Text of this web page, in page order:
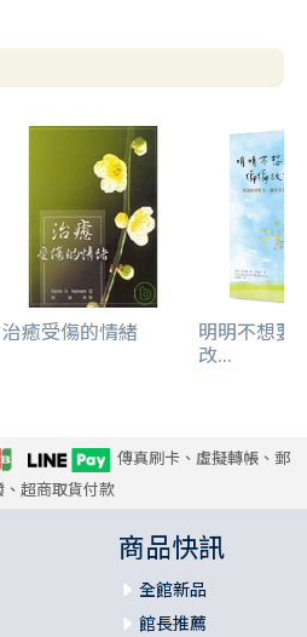
治癒受傷的情緒 明明不想要
改...
傳真刷卡、虛擬轉帳、郵
、超商取貨付款
商品快訊
全館新品
館長推薦